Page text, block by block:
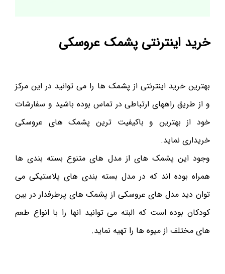
خرید اینترنتی پشمک عروسکی
بهترین خرید اینترنتی از پشمک ها را می توانید در این مرکز
و از طریق راههای ارتباطی در تماس بوده باشید و سفارشات
خود از بهترین و باکیفیت ترین پشمک های عروسکی
خریداری نماید.
وجود این پشمک های از مدل های متنوع بسته بندی ها
همراه بوده اند که در مدل بسته بندی های پلاستیکی می
توان دید مدل های عروسکی از پشمک های پرطرفدار در بین
کودکان بوده است که البته می توانید انها را با انواع طعم
های مختلف از میوه ها را تهیه نماید.